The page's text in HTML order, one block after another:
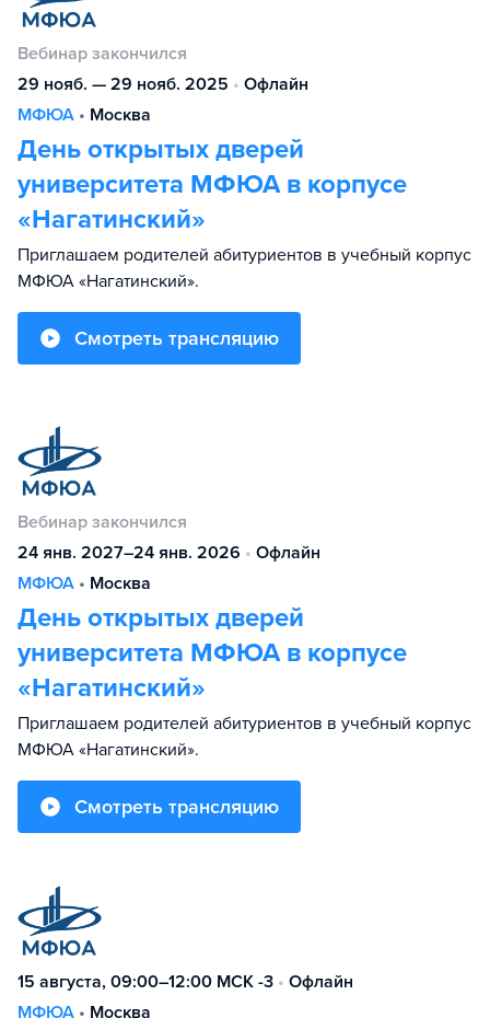
Вебинар закончился
29 нояб. — 29 нояб. 2025 • Офлайн
МФЮА • Москва
День открытых дверей
университета МФЮА в корпусе
«Нагатинский»
Приглашаем родителей абитуриентов в учебный корпус
МФЮА «Нагатинский».
Смотреть трансляцию
Вебинар закончился
24 янв. 2027–24 янв. 2026 • Офлайн
МФЮА • Москва
День открытых дверей
университета МФЮА в корпусе
«Нагатинский»
Приглашаем родителей абитуриентов в учебный корпус
МФЮА «Нагатинский».
Смотреть трансляцию
15 августа, 09:00–12:00 МСК -3 • Офлайн
МФЮА • Москва